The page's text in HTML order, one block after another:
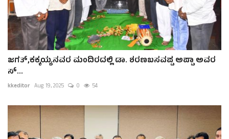
ಜಗತ್,ಕಕ್ಕಯ್ಯನವರ ಮಂದಿರದಲ್ಲಿ ಡಾ. ಶರಣಬಸವಪ್ಪ ಅಪ್ಪಾ ಅವರ
ಸ್...
kkeditor Aug 19, 2025 0 54